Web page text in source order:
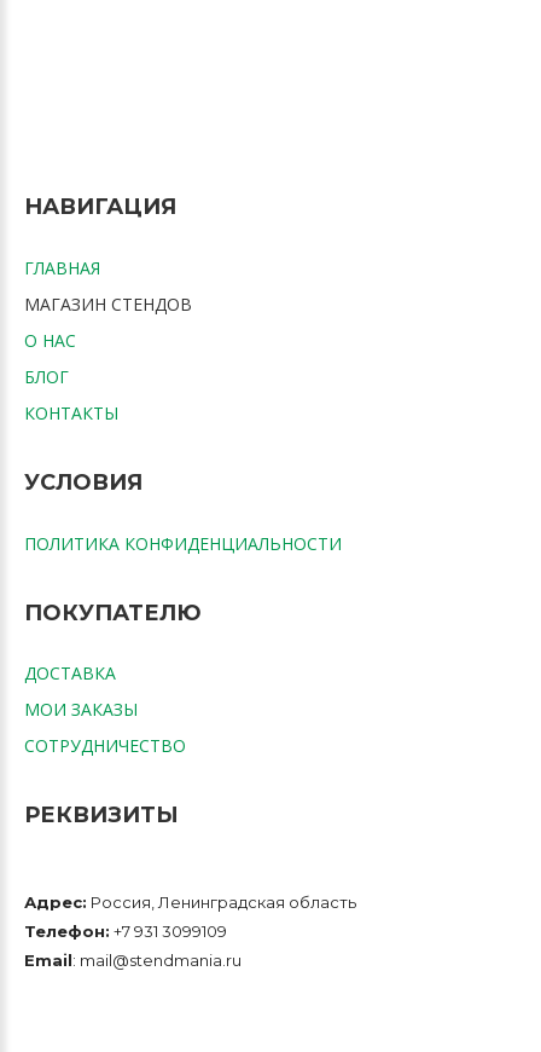
НАВИГАЦИЯ
ГЛАВНАЯ
МАГАЗИН СТЕНДОВ
О НАС
БЛОГ
КОНТАКТЫ
УСЛОВИЯ
ПОЛИТИКА КОНФИДЕНЦИАЛЬНОСТИ
ПОКУПАТЕЛЮ
ДОСТАВКА
МОИ ЗАКАЗЫ
СОТРУДНИЧЕСТВО
РЕКВИЗИТЫ
Адрес: Россия, Ленинградская область
Телефон: +7 931 3099109
Email: mail@stendmania.ru